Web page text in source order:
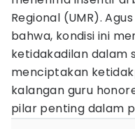
Regional (UMR).
bahwa, kondisi ini
ketidakadilan dalam
menciptakan
kalangan guru
pilar penting dalam